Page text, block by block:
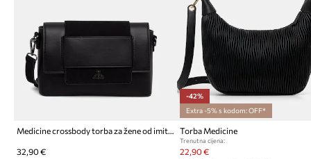
Medicine crossbody torba za žene od imitacije kože
32,90 €
-42%
Extra -5% s kodom: OFF*
Torba Medicine
Trenutna cijena:
22,90 €